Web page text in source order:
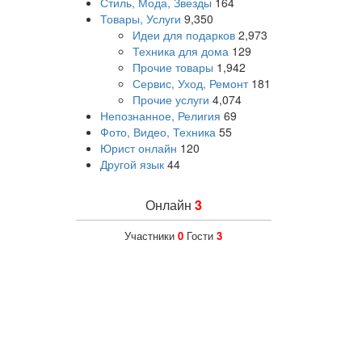
Товары, Услуги 9,350
Идеи для подарков 2,973
Техника для дома 129
Прочие товары 1,942
Сервис, Уход, Ремонт 181
Прочие услуги 4,074
Непознанное, Религия 69
Фото, Видео, Техника 55
Юрист онлайн 120
Другой язык 44
Онлайн 3
Участники0 Гости3